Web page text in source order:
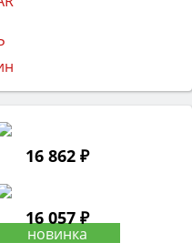
16 862 ₽
16 057 ₽